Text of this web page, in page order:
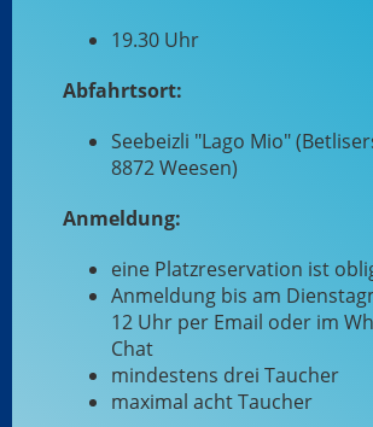
19.30 Uhr
Abfahrtsort:
Seebeizli "Lago Mio"
8872 Weesen)
Anmeldung:
eine Platzreservation ist
Anmeldung bis am
12 Uhr per Email oder im
Chat
mindestens drei Taucher
maximal acht Taucher